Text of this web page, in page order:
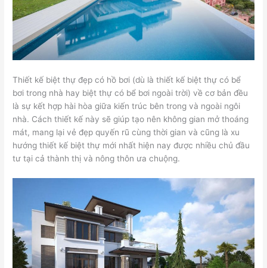
Thiết kế biệt thự đẹp có hồ bơi (dù là thiết kế biệt thự có bể
bơi trong nhà hay biệt thự có bể bơi ngoài trời) về cơ bản đều
là sự kết hợp hài hòa giữa kiến trúc bên trong và ngoài ngôi
nhà. Cách thiết kế này sẽ giúp tạo nên không gian mở thoáng
mát, mang lại vẻ đẹp quyến rũ cùng thời gian và cũng là xu
hướng thiết kế biệt thự mới nhất hiện nay được nhiều chủ đầu
tư tại cả thành thị và nông thôn ưa chuộng.